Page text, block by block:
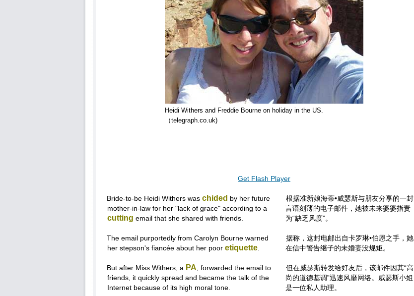
Heidi Withers and Freddie Bourne on holiday in the US.
（telegraph.co.uk)
Get Flash Player
Bride-to-be Heidi Withers was chided by her future
mother-in-law for her "lack of grace" according to a
cutting email that she shared with friends.
The email purportedly from Carolyn Bourne warned
her stepson's fiancée about her poor etiquette
But after Miss Withers, a PA , forwarded the email to
friends, it quickly spread and became the talk of the
Internet because of its high moral tone.
根据准新娘海蒂•威瑟斯与朋友分享的一封
言语刻薄的电子邮件，她被未来婆婆指责
为“缺乏风度”。
据称，这封电邮出自卡罗琳•伯恩之手，她
在信中警告继子的未婚妻没规矩。
但在威瑟斯转发给好友后，该邮件因其“高
尚的道德基调”迅速风靡网络。威瑟斯小姐
是一位私人助理。